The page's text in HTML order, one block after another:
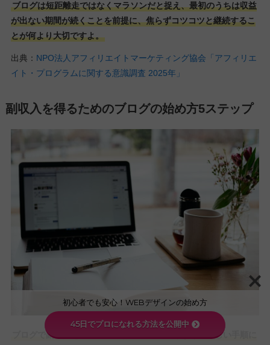
ブログは短距離走ではなくマラソンだと捉え、最初のうちは収益
が出ない期間が続くことを前提に、焦らずコツコツと継続するこ
とが何より大切ですよ。
出典： NPO法人アフィリエイトマーケティング協会「アフィリエ
イト・プログラムに関する意識調査 2025年」
副収入を得るためのブログの始め方5ステップ
ブログで副収入を得る道のりは決して難しくなく、正しい手順に
初心者でも安心！WEBデザインの始め方
45日でプロになれる方法を公開中